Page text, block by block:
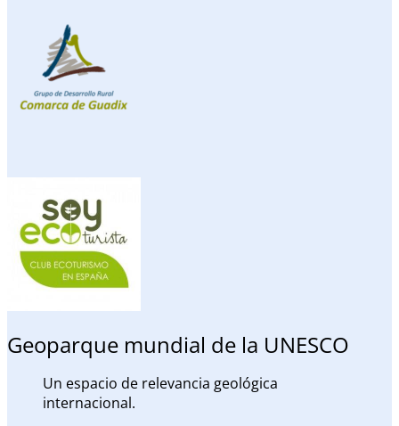
Geoparque mundial de la UNESCO
Un espacio de relevancia geológica
internacional.